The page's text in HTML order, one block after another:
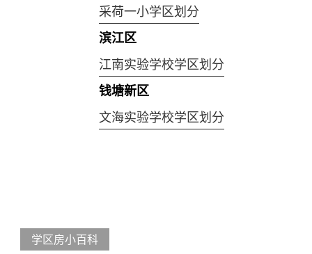
采荷一小学区划分
滨江区
江南实验学校学区划分
钱塘新区
文海实验学校学区划分
学区房小百科